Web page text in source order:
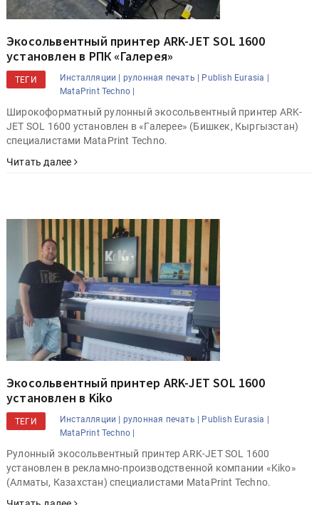
Экосольвентный принтер ARK-JET SOL 1600
установлен в РПК «Галерея»
ТЕГИ Инсталляции | рулонная печать | Publish Eurasia |
MataPrint Techno |
Широкоформатный рулонный экосольвентный принтер ARK-
JET SOL 1600 установлен в «Галерее» (Бишкек, Кыргызстан)
специалистами MataPrint Techno.
Читать далее
Экосольвентный принтер ARK-JET SOL 1600
установлен в Kiko
ТЕГИ Инсталляции | рулонная печать |
Publish Eurasia |
MataPrint Techno |
Рулонный экосольвентный принтер ARK-JET SOL 1600
установлен в рекламно-производственной компании «Kiko»
(Алматы, Казахстан) специалистами MataPrint Techno.